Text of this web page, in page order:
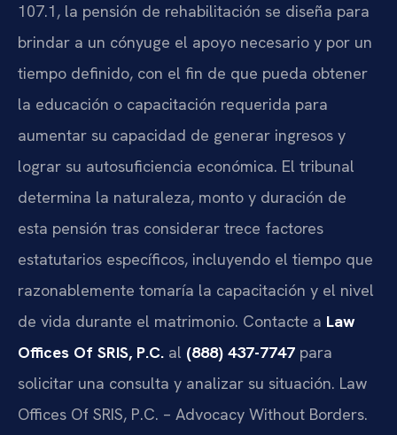
107.1, la pensión de rehabilitación se diseña para
brindar a un cónyuge el apoyo necesario y por un
tiempo definido, con el fin de que pueda obtener
la educación o capacitación requerida para
aumentar su capacidad de generar ingresos y
lograr su autosuficiencia económica. El tribunal
determina la naturaleza, monto y duración de
esta pensión tras considerar trece factores
estatutarios específicos, incluyendo el tiempo que
razonablemente tomaría la capacitación y el nivel
de vida durante el matrimonio. Contacte a Law
Offices Of SRIS, P.C. al (888) 437-7747 para
solicitar una consulta y analizar su situación. Law
Offices Of SRIS, P.C. – Advocacy Without Borders.